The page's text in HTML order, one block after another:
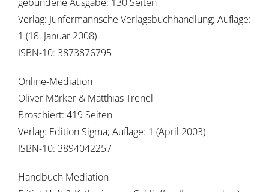
Verlag: Junfermannsche Verlagsbuchhandlung; Auflage:
1 (18. Januar 2008)
ISBN-10: 3873876795
Online-Mediation
Oliver Märker & Matthias Trenel
Broschiert: 419 Seiten
Verlag: Edition Sigma; Auflage: 1 (April 2003)
ISBN-10: 3894042257
Handbuch Mediation